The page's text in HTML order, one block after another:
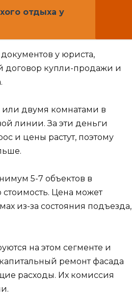
отдыха у
у юриста,
договор купли-продажи и
или двумя комнатами в
линии. За эти деньги
и цены растут, поэтому
5-7 объектов в
Цена может
из-за состояния подъезда,
на этом сегменте и
ремонт фасада
расходы. Их комиссия